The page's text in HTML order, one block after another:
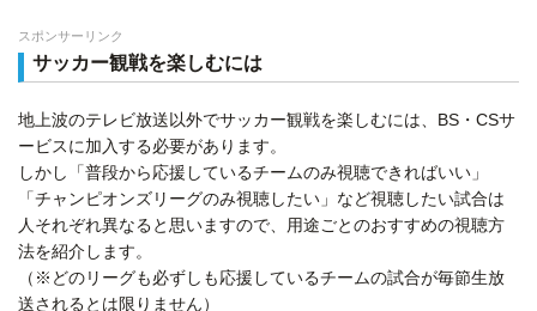
スポンサーリンク
サッカー観戦を楽しむには
地上波のテレビ放送以外でサッカー観戦を楽しむには、BS・CSサ
ービスに加入する必要があります。
しかし「普段から応援しているチームのみ視聴できればいい」
「チャンピオンズリーグのみ視聴したい」など視聴したい試合は
人それぞれ異なると思いますので、用途ごとのおすすめの視聴方
法を紹介します。
（※どのリーグも必ずしも応援しているチームの試合が毎節生放
送されるとは限りません）